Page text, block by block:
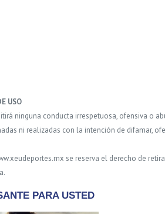
USO
ninguna conducta irrespetuosa, ofensiva o
ni realizadas con la intención de difamar,
se reserva el derecho de